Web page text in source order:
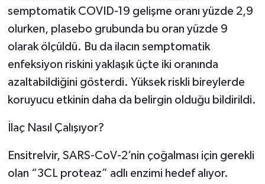
semptomatik COVID-19 gelişme oranı yüzde 2,9
olurken, plasebo grubunda bu oran yüzde 9
olarak ölçüldü. Bu da ilacın semptomatik
enfeksiyon riskini yaklaşık üçte iki oranında
azaltabildiğini gösterdi. Yüksek riskli bireylerde
koruyucu etkinin daha da belirgin olduğu bildirildi.
İlaç Nasıl Çalışıyor?
Ensitrelvir, SARS-CoV-2’nin çoğalması için gerekli
olan “3CL proteaz” adlı enzimi hedef alıyor.